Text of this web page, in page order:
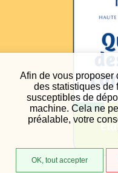
Afin de vous proposer
des statistiques de
susceptibles de
machine. Cela ne
préalable, votre
OK, tout accepter